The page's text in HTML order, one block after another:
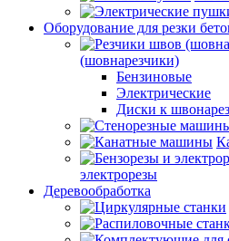
Оборудование для резки
(шовнарезчики)
Бензиновые
Электрические
Диски к
электрорезы
Деревообработка